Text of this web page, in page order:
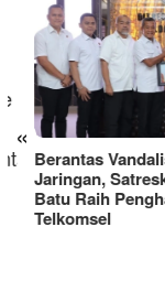
«
Berantas
Jaringan,
Batu Raih
Telkomsel